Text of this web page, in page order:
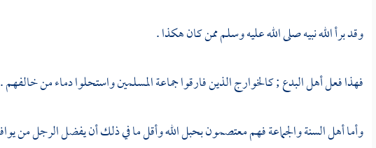
وقد برأ الله نبيه صلى الله عليه وسلم ممن كان هكذا .
فهذا فعل أهل البدع ;كالخوارجالذين فارقوا جماعة المسلمين واستحلوا دماء من خالفهم .
وأماأهل السنة والجماعةفهم معتصمون بحبل الله وأقل ما في ذلك أن يفضل الرجل من